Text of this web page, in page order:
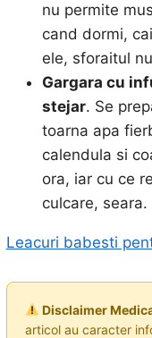
nu permite
cand dormi,
ele, sforaitul
Gargara cu
stejar. Se
toarna apa
calendula si
ora, iar cu ce
culcare, seara.
Leacuri babesti
Disclaimer
articol au caracter